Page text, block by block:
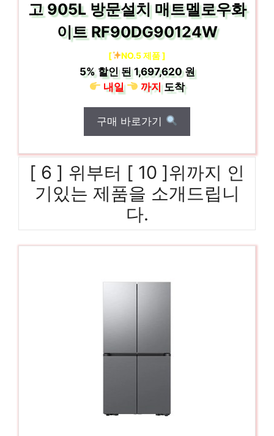
고 905L 방문설치 매트멜로우화
이트 RF90DG90124W
[ NO.5 제품 ]
5%할인 된1,697,620 원
내일
까지도착
구매 바로가기
[ 6 ] 위부터 [ 10 ]위까지 인
기있는 제품을 소개드립니
다.